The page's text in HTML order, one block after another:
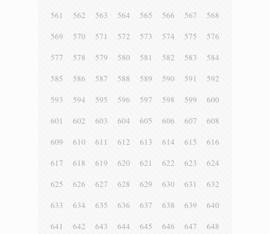
561
562 563 564 565 566 567
568
569
570 571 572 573 574 575
576
577
578 579 580 581 582 583
584
585
586 587 588 589 590 591
592
593
594 595 596 597 598 599
600
601
602 603 604 605 606 607
608
609
610 611 612 613 614 615
616
617
618 619 620 621 622 623
624
625
626 627 628 629 630 631
632
633
634 635 636 637 638 639
640
641
642 643 644 645 646 647
648